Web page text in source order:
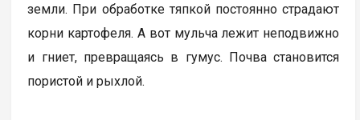
земли. При обработке тяпкой постоянно страдают
корни картофеля. А вот мульча лежит неподвижно
и гниет, превращаясь в гумус. Почва становится
пористой и рыхлой.